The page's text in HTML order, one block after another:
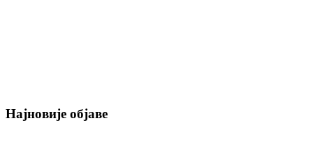
Најновије објаве